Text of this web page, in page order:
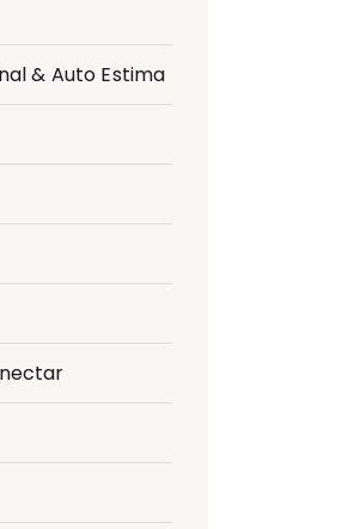
& Auto Estima